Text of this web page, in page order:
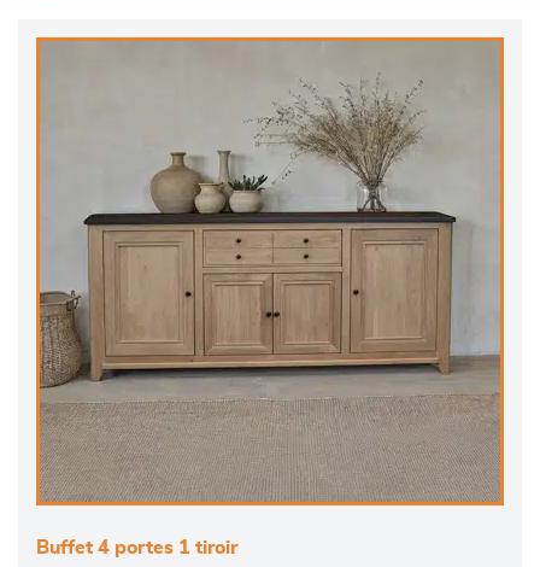
Buffet 4 portes 1 tiroir